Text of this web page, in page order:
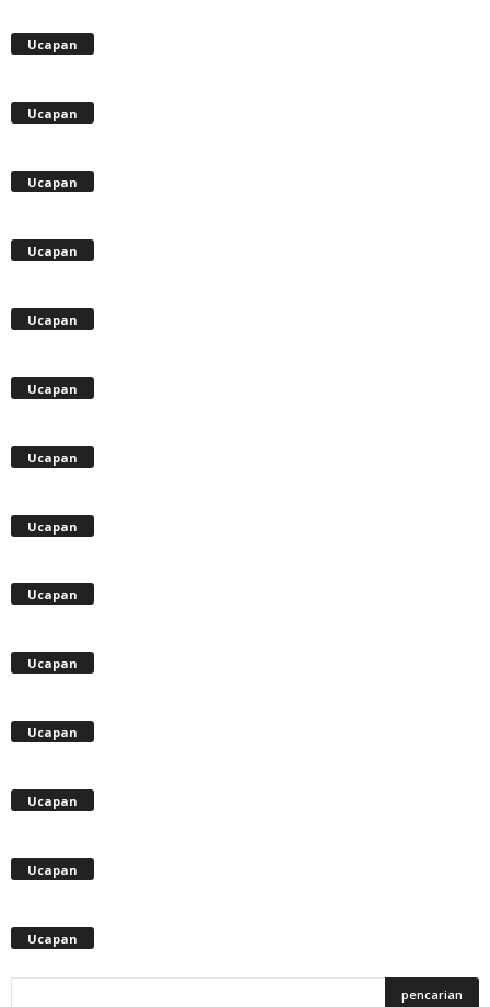
Ucapan
Ucapan
Ucapan
Ucapan
Ucapan
Ucapan
Ucapan
Ucapan
Ucapan
Ucapan
Ucapan
Ucapan
Ucapan
Ucapan